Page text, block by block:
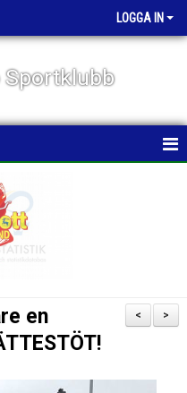
LOGGA IN
Sportklubb
>
<
en